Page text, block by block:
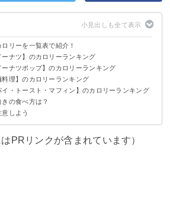
リーを一覧表で紹介！
ーナツ】のカロリーランキング
154kcal /110円）
120円）
120円）
/110円）
（293Kcal /110円）
ーナツポップ】のカロリーランキング
トボール（45Kcal /35円）
トボール（48kcal/35円）
ール（69kcal/35円）
料理】のカロリーランキング
円）
293kcal/450円）
麺（340Kcal /450円）
円）
イ・トースト・マフィン】のカロリーランキング
イ/スイーツパイ、リバイバルパイ
ン
ースト
の食べ方は？
食べる
に食べる
しよう
はPRリンクが含まれています）